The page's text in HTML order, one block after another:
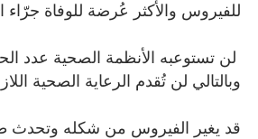
للفيروس والأكثر عُرضة للوفاة جرّاء
لن تستوعبه الأنظمة الصحية عدد
وبالتالي لن تُقدم الرعاية الصحية
قد يغير الفيروس من شكله وتحدث